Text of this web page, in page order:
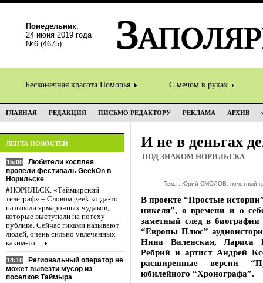
Понедельник,
24 июня 2019 года
№6 (4675)
Бесконечная красота Поморья С мечом в руках
ГЛАВНАЯ РЕДАКЦИЯ ПИСЬМО РЕДАКТОРУ РЕКЛАМА АРХИВ
ЛЕНТА НОВОСТЕЙ
15:00
Любители косплея
провели фестиваль GeekOn в
Норильске
#НОРИЛЬСК. «Таймырский
телеграф» – Словом geek когда-то
называли ярмарочных чудаков,
которые выступали на потеху
публике. Сейчас гиками называют
людей, очень сильно увлеченных
каким-то…
14:10
Региональный оператор не
может вывезти мусор из
поселков Таймыра
И не в деньгах
ПОД ЗНАКОМ НОРИЛЬСКА
Текст: Юрий СМОЛОВ, почетный
В проекте “Простые
никеля”, о времени и о
заметный след в
“Европы Плюс”
Нина Валенская, Лариса
Ребрий и артист Андрей
расширенные версии
юбилейного “Хронографа”.